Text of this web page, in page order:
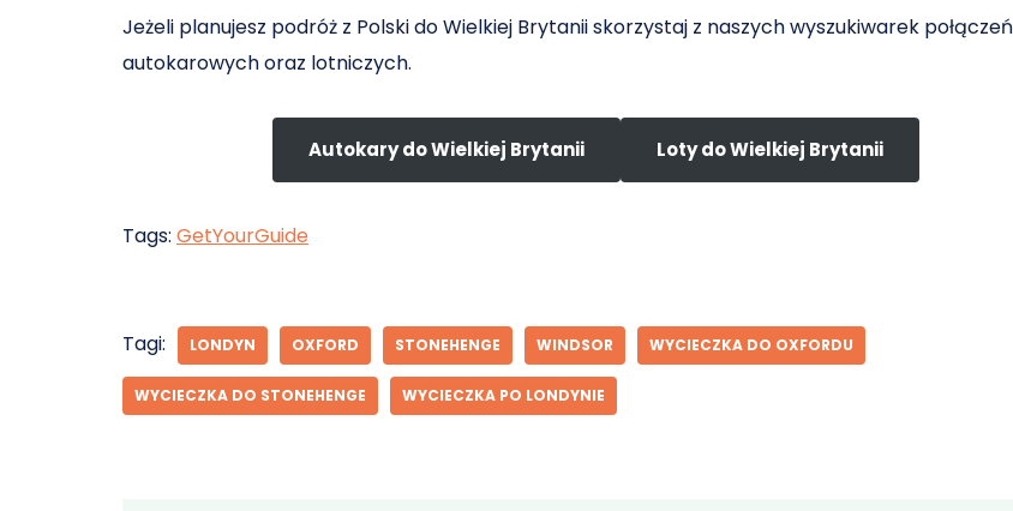
Jeżeli planujesz podróż z Polski do Wielkiej Brytanii skorzystaj z naszych wyszukiwarek połączeń
autokarowych oraz lotniczych.
Autokary do Wielkiej Brytanii Loty do Wielkiej Brytanii
Tags: GetYourGuide
Tagi: LONDYN OXFORD STONEHENGE WINDSOR WYCIECZKA DO OXFORDU
WYCIECZKA DO STONEHENGE WYCIECZKA PO LONDYNIE